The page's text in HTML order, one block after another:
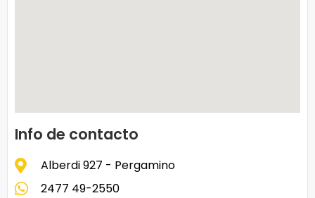
Info de contacto
Alberdi 927 - Pergamino
2477 49-2550